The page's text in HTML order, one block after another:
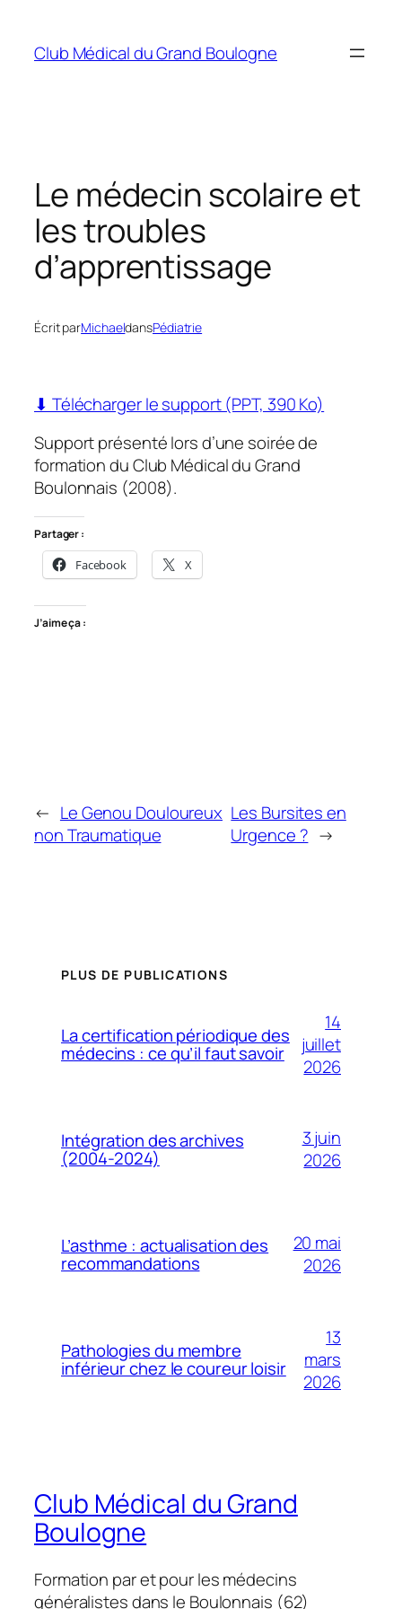
contenu
Club Médical du Grand Boulogne
Le médecin scolaire et
les troubles
d’apprentissage
Écrit parMichaeldansPédiatrie
⬇ Télécharger le support (PPT, 390 Ko)
Support présenté lors d’une soirée de
formation du Club Médical du Grand
Boulonnais (2008).
Partager :
Facebook X
J’aime ça :
← Le Genou Douloureux
non Traumatique
Les Bursites en
Urgence ? →
PLUS DE PUBLICATIONS
La certification périodique des
médecins : ce qu’il faut savoir
14
juillet
2026
Intégration des archives
(2004-2024)
3 juin
2026
L’asthme : actualisation des
recommandations
20 mai
2026
Pathologies du membre
inférieur chez le coureur loisir
13
mars
2026
Club Médical du Grand
Boulogne
Formation par et pour les médecins
généralistes dans le Boulonnais (62)